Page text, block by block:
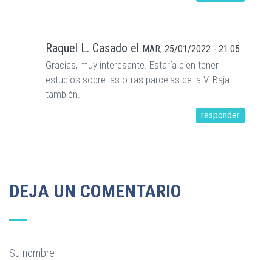
Raquel L. Casado el MAR, 25/01/2022 - 21:05
Gracias, muy interesante. Estaría bien tener
estudios sobre las otras parcelas de la V. Baja
también.
responder
DEJA UN COMENTARIO
Su nombre